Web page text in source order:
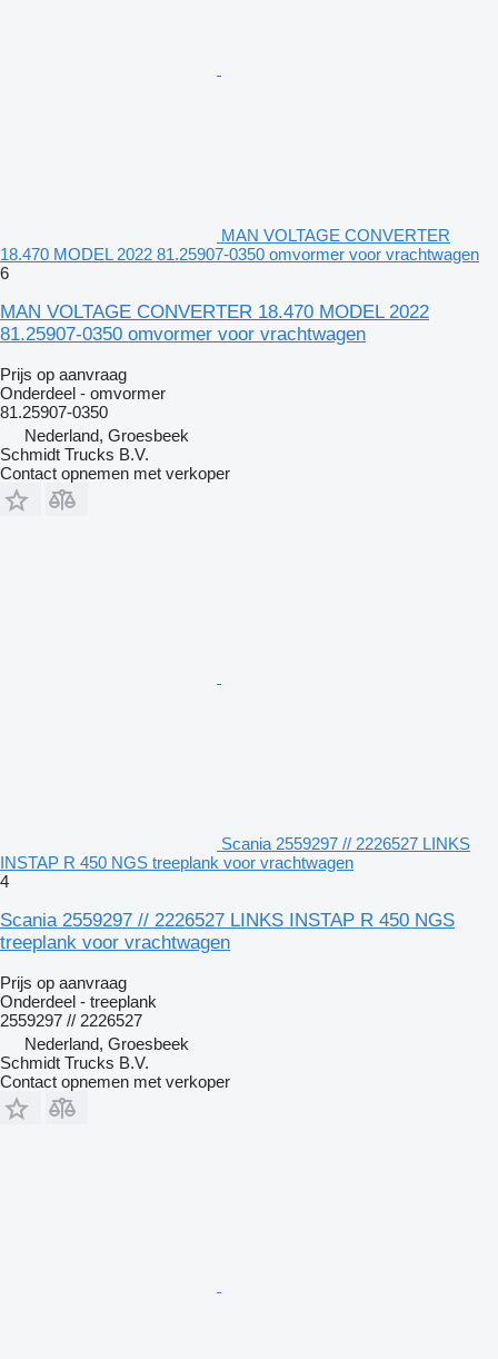
MAN VOLTAGE CONVERTER
18.470 MODEL 2022 81.25907-0350 omvormer voor vrachtwagen
6
MAN VOLTAGE CONVERTER 18.470 MODEL 2022
81.25907-0350 omvormer voor vrachtwagen
Prijs op aanvraag
Onderdeel - omvormer
81.25907-0350
Nederland, Groesbeek
Schmidt Trucks B.V.
Contact opnemen met verkoper
Scania 2559297 // 2226527 LINKS
INSTAP R 450 NGS treeplank voor vrachtwagen
4
Scania 2559297 // 2226527 LINKS INSTAP R 450 NGS
treeplank voor vrachtwagen
Prijs op aanvraag
Onderdeel - treeplank
2559297 // 2226527
Nederland, Groesbeek
Schmidt Trucks B.V.
Contact opnemen met verkoper